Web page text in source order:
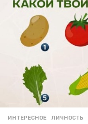
ИНТЕРЕСНОЕ ЛИЧНОСТЬ